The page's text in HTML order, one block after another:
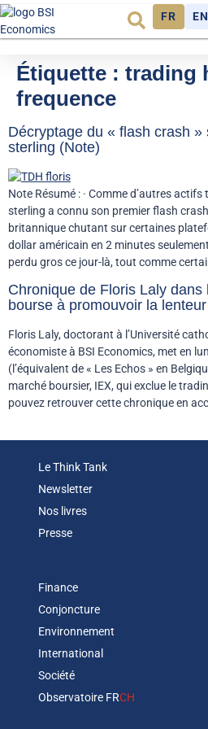
FR EN
Étiquette : trading
frequence
Décryptage du « flash crash
sterling (Note)
Note Résumé : · Comme d’autres
sterling a connu son premier flash
britannique chutant sur certaines
dollar américain en 2 minutes
perdu gros ce jour-là, tout comme
Chronique de Floris Laly dans
bourse à promouvoir la lenteur
Floris Laly, doctorant à l’Université
économiste à BSI Economics, met en
(l’équivalent de « Les Echos » en
marché boursier, IEX, qui exclue le
pouvez retrouver cette chronique en
Le Think Tank
Newsletter
Nos livres
Presse
Finance
Conjoncture
Environnement
International
Société
Observatoire FRCH